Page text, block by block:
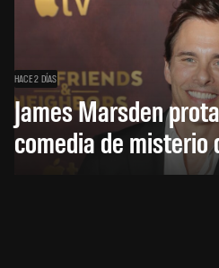
HACE 2 DÍAS
James Marsden
comedia de misterio